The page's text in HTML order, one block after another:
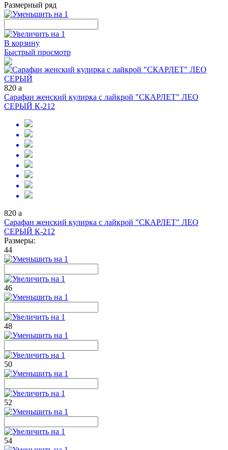
Размерный ряд
В корзину
Быстрый просмотр
820 a
Сарафан женский кулирка с лайкрой "СКАРЛЕТ" ЛЕО
СЕРЫЙ К-212
820 a
Сарафан женский кулирка с лайкрой "СКАРЛЕТ" ЛЕО
СЕРЫЙ К-212
Размеры:
44
46
48
50
52
54